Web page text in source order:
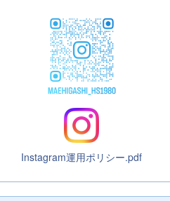
Instagram運用ポリシー.pdf